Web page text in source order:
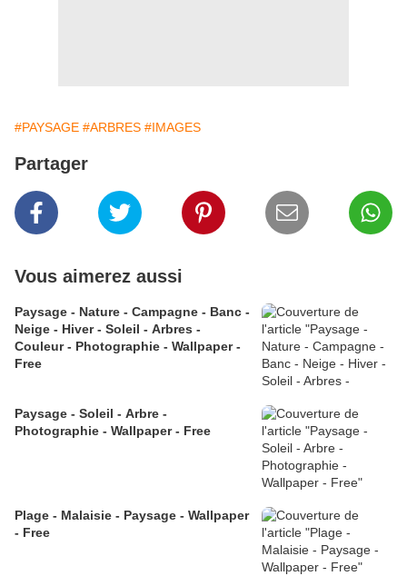
#PAYSAGE #ARBRES #IMAGES
Partager
Vous aimerez aussi
Paysage - Nature - Campagne - Banc -
Neige - Hiver - Soleil - Arbres -
Couleur - Photographie - Wallpaper -
Free
Paysage - Soleil - Arbre -
Photographie - Wallpaper - Free
Plage - Malaisie - Paysage - Wallpaper
- Free